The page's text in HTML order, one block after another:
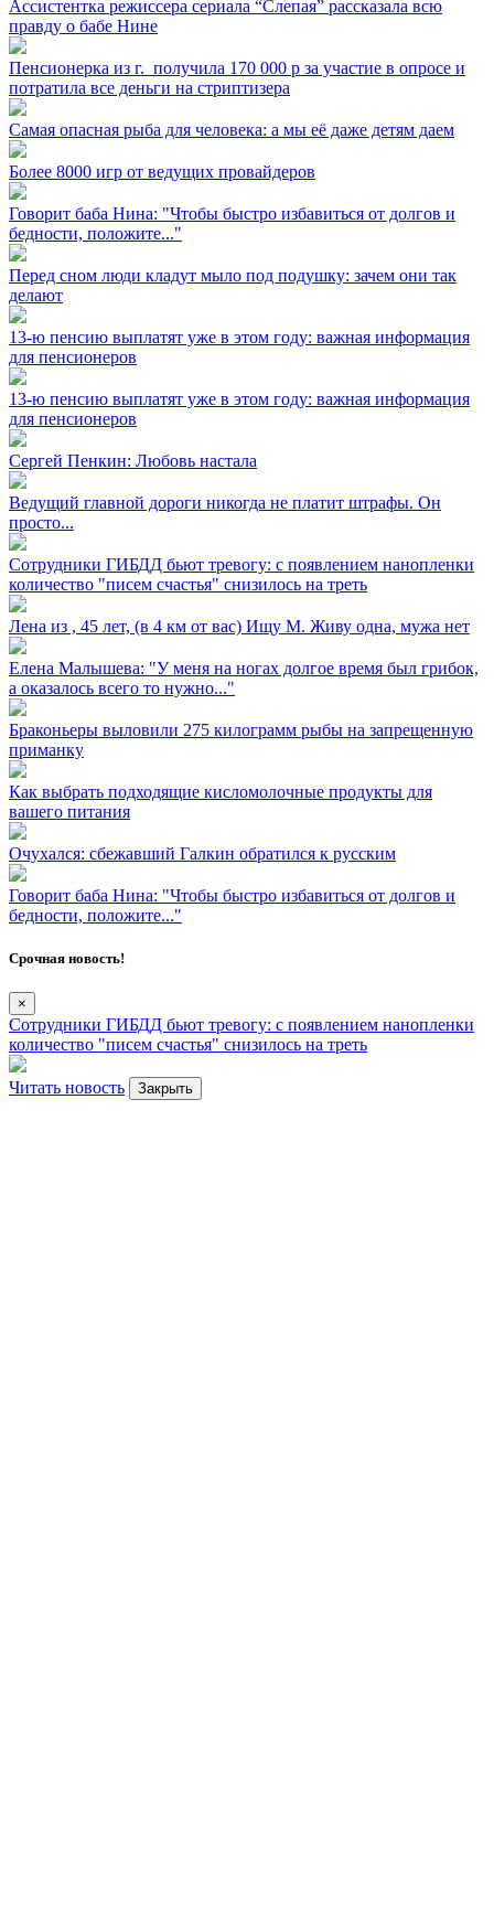
Ассистентка режиссера сериала “Слепая” рассказала всю
правду о бабе Нине
Пенсионерка из г. ⁣ получила 170 000 р за участие в опросе и
потратила все деньги на стриптизера
Самая опасная рыба для человека: а мы её даже детям даем
Более 8000 игр от ведущих провайдеров
Говорит баба Нина: "Чтобы быстро избавиться от долгов и
бедности, положите..."
Перед сном люди кладут мыло под подушку: зачем они так
делают
13-ю пенсию выплатят уже в этом году: важная информация
для пенсионеров
13-ю пенсию выплатят уже в этом году: важная информация
для пенсионеров
Сергей Пенкин: Любовь настала
Ведущий главной дороги никогда не платит штрафы. Он
просто...
Сотрудники ГИБДД бьют тревогу: с появлением нанопленки
количество "писем счастья" снизилось на треть
Лена из ⁣, 45 лет, (в 4 км от вас) Ищу М. Живу одна, мужа нет
Елена Малышева: "У меня на ногах долгое время был грибок,
а оказалось всего то нужно..."
Браконьеры выловили 275 килограмм рыбы на запрещенную
приманку
Как выбрать подходящие кисломолочные продукты для
вашего питания
Очухался: сбежавший Галкин обратился к русским
Говорит баба Нина: "Чтобы быстро избавиться от долгов и
бедности, положите..."
Срочная новость!
×
Сотрудники ГИБДД бьют тревогу: с появлением нанопленки
количество "писем счастья" снизилось на треть
Читать новость Закрыть